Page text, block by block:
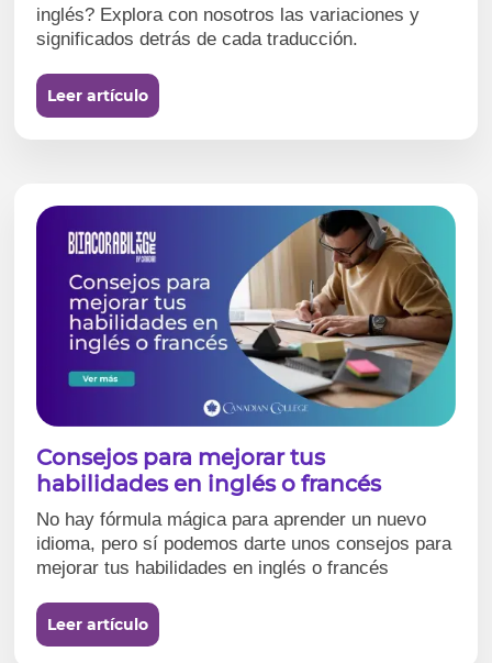
inglés? Explora con nosotros las variaciones y
significados detrás de cada traducción.
Leer artículo
Consejos para mejorar tus
habilidades en inglés o francés
No hay fórmula mágica para aprender un nuevo
idioma, pero sí podemos darte unos consejos para
mejorar tus habilidades en inglés o francés
Leer artículo